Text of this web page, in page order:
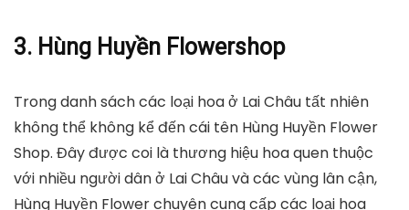
3. Hùng Huyền Flowershop
Trong danh sách các loại hoa ở Lai Châu tất nhiên
không thể không kể đến cái tên Hùng Huyền Flower
Shop. Đây được coi là thương hiệu hoa quen thuộc
với nhiều người dân ở Lai Châu và các vùng lân cận,
Hùng Huyền Flower chuyên cung cấp các loại hoa